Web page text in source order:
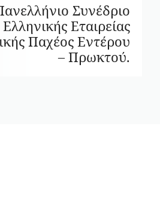
Συνέδριο
Ελληνικής Εταιρείας
Παχέος Εντέρου
– Πρωκτού.